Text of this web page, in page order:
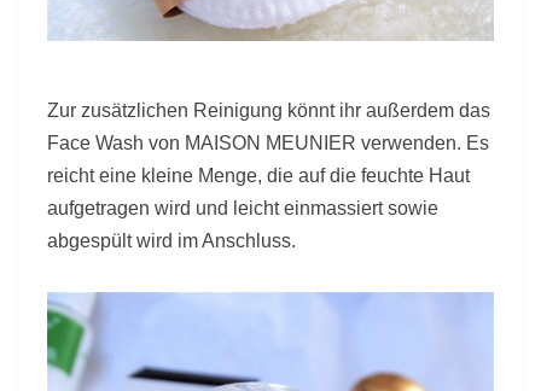
Zur zusätzlichen Reinigung könnt ihr außerdem das
Face Wash von MAISON MEUNIER verwenden. Es
reicht eine kleine Menge, die auf die feuchte Haut
aufgetragen wird und leicht einmassiert sowie
abgespült wird im Anschluss.